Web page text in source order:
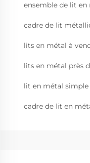
ensemble de lit en
cadre de lit
lits en métal à
lits en métal près
lit en métal
cadre de lit en